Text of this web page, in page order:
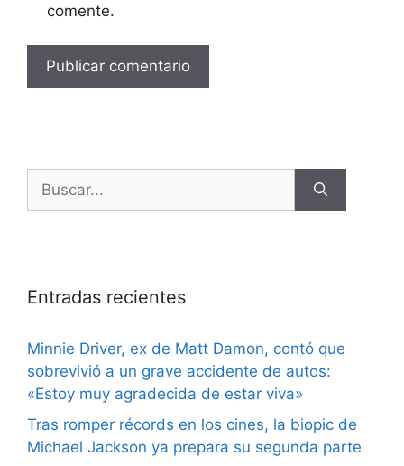
comente.
Entradas recientes
Minnie Driver, ex de Matt Damon, contó que
sobrevivió a un grave accidente de autos:
«Estoy muy agradecida de estar viva»
Tras romper récords en los cines, la biopic de
Michael Jackson ya prepara su segunda parte